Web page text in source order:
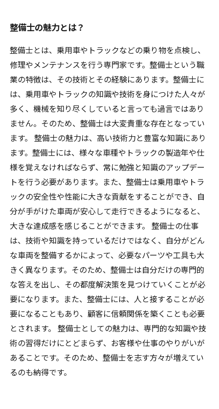
整備士の魅力とは？
整備士とは、乗用車やトラックなどの乗り物を点検し、
修理やメンテナンスを行う専門家です。整備士という職
業の特徴は、その技術とその経験にあります。整備士に
は、乗用車やトラックの知識や技術を身につけた人々が
多く、機械を知り尽くしていると言っても過言ではあり
ません。そのため、整備士は大変貴重な存在となってい
ます。 整備士の魅力は、高い技術力と豊富な知識にあり
ます。整備士には、様々な車種やトラックの製造年や仕
様を覚えなければならず、常に勉強と知識のアップデー
トを行う必要があります。また、整備士は乗用車やトラ
ックの安全性や性能に大きな貢献をすることができ、自
分が手がけた車両が安心して走行できるようになると、
大きな達成感を感じることができます。 整備士の仕事
は、技術や知識を持っているだけではなく、自分がどん
な車両を整備するかによって、必要なパーツや工具も大
きく異なります。そのため、整備士は自分だけの専門的
な答えを出し、その都度解決策を見つけていくことが必
要になります。また、整備士には、人と接することが必
要になることもあり、顧客に信頼関係を築くことも必要
とされます。 整備士としての魅力は、専門的な知識や技
術の習得だけにとどまらず、お客様や仕事のやりがいが
あることです。そのため、整備士を志す方々が増えてい
るのも納得です。